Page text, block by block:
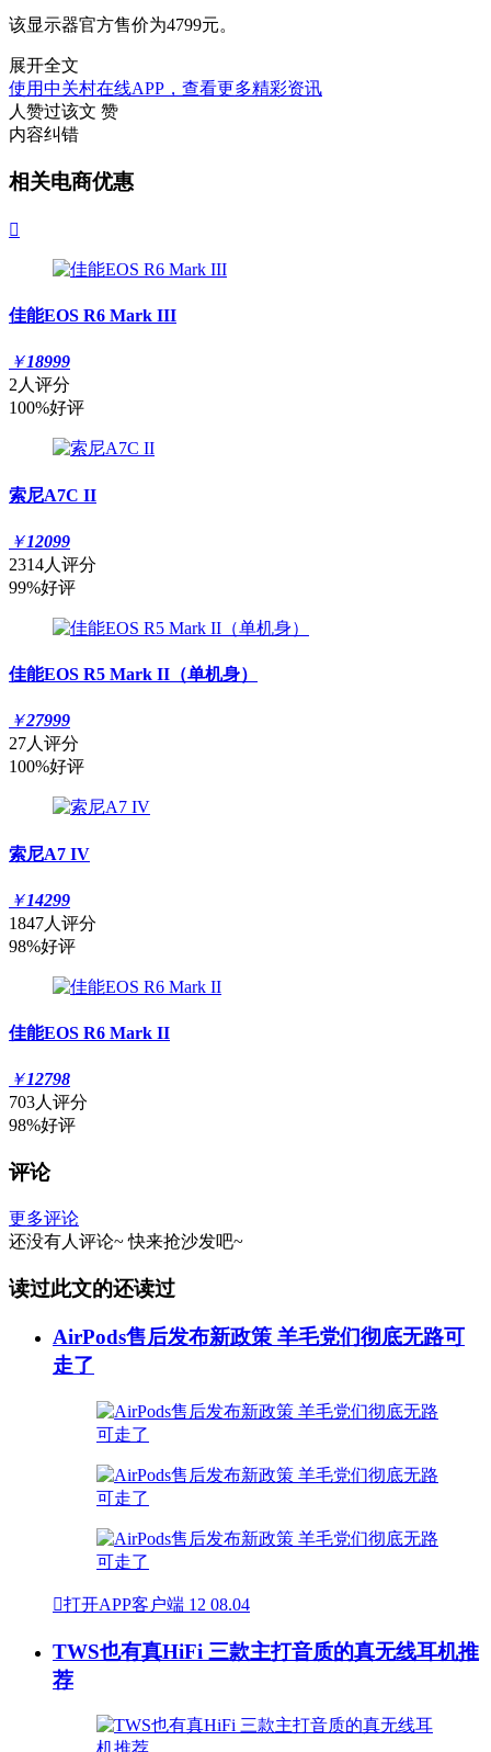
该显示器官方售价为4799元。
展开全文
使用中关村在线APP，查看更多精彩资讯
人赞过该文 赞
内容纠错
相关电商优惠

佳能EOS R6 Mark III
￥18999
2人评分
100%好评
索尼A7C II
￥12099
2314人评分
99%好评
佳能EOS R5 Mark II（单机身）
￥27999
27人评分
100%好评
索尼A7 IV
￥14299
1847人评分
98%好评
佳能EOS R6 Mark II
￥12798
703人评分
98%好评
评论
更多评论
还没有人评论~ 快来抢沙发吧~
读过此文的还读过
AirPods售后发布新政策 羊毛党们彻底无路可
走了
打开APP客户端 12 08.04
TWS也有真HiFi 三款主打音质的真无线耳机推
荐